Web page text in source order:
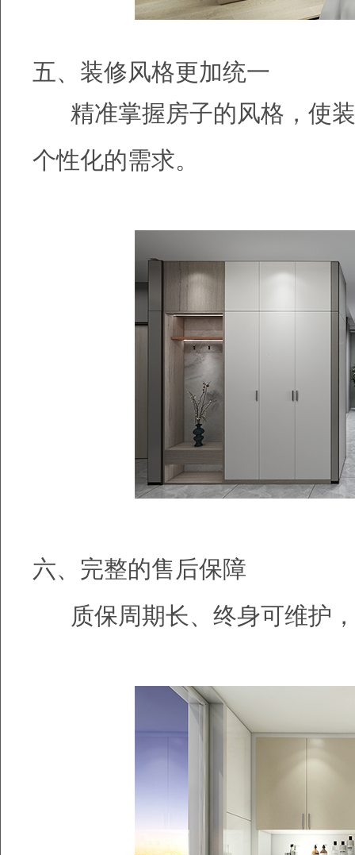
五、装修风格更加统一
精准掌握房子的风格，使装
个性化的需求。
六、完整的售后保障
质保周期长、终身可维护，